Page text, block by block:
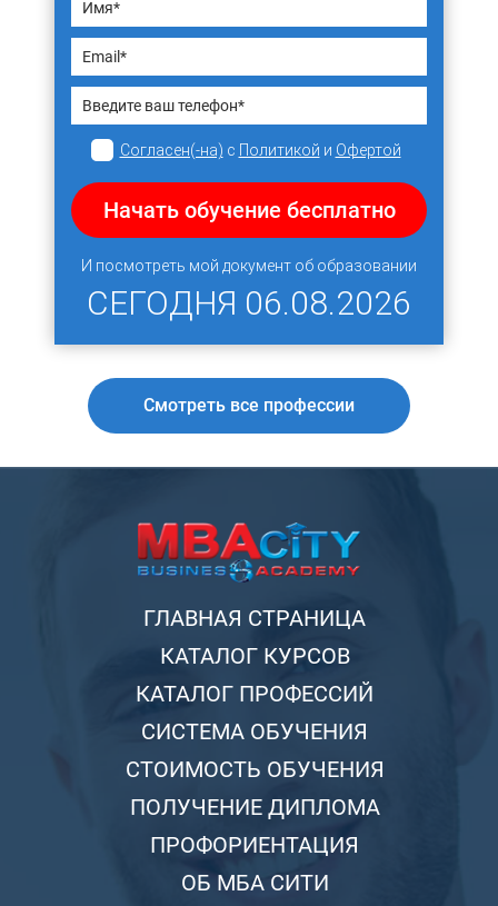
Согласен(-на) с Политикой и Офертой
Начать обучение бесплатно
И посмотреть мой документ об образовании
СЕГОДНЯ 06.08.2026
Смотреть все профессии
ГЛАВНАЯ СТРАНИЦА
КАТАЛОГ КУРСОВ
КАТАЛОГ ПРОФЕССИЙ
СИСТЕМА ОБУЧЕНИЯ
СТОИМОСТЬ ОБУЧЕНИЯ
ПОЛУЧЕНИЕ ДИПЛОМА
ПРОФОРИЕНТАЦИЯ
ОБ МБА СИТИ